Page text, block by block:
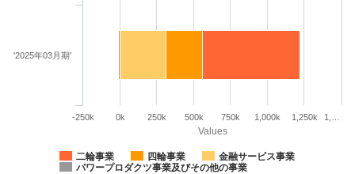
Values
二輪事業 四輪事業
金融サービス事業
パワープロダクツ事業及びその他の事業
'2025年03月期'
-250k 0k 250k 500k 750k 1,000k 1,250k 1,…